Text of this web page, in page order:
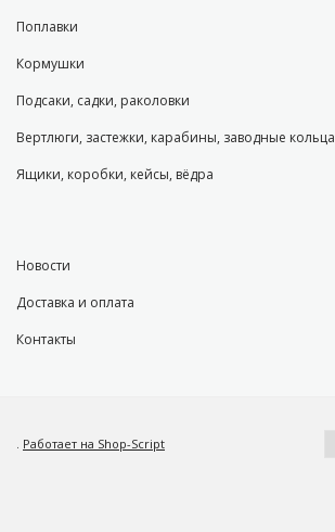
Поплавки
Кормушки
Подсаки, садки, раколовки
Вертлюги, застежки, карабины, заводные кольца
Ящики, коробки, кейсы, вёдра
Новости
Доставка и оплата
Контакты
. Работает на Shop-Script